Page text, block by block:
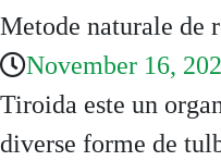
Metode naturale de
November 16,
Tiroida este un
diverse forme de